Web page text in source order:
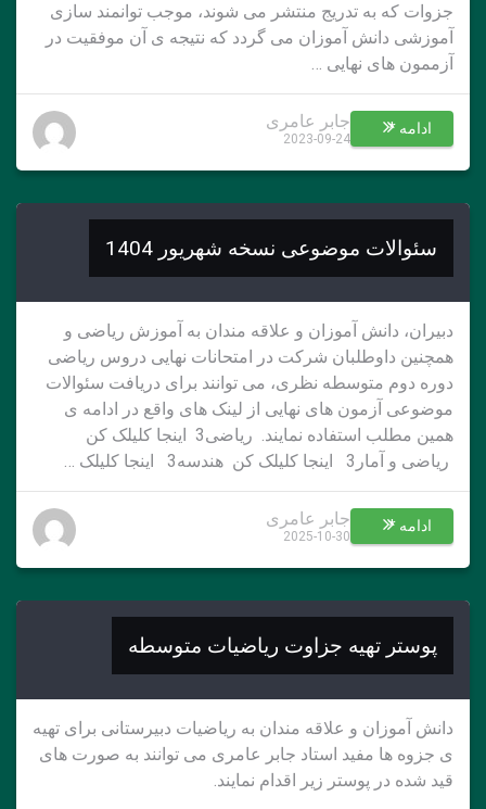
جزوات که به تدریج منتشر می شوند، موجب توانمند سازی
آموزشی دانش آموزان می گردد که نتیجه ی آن موفقیت در
آزممون های نهایی …
ادامه * جابر عامری
2023-09-24
سئوالات موضوعی نسخه شهریور 1404
دبیران، دانش آموزان و علاقه مندان به آموزش ریاضی و
همچنین داوطلبان شرکت در امتحانات نهایی دروس ریاضی
دوره دوم متوسطه نظری، می توانند برای دریافت سئوالات
موضوعی آزمون های نهایی از لینک های واقع در ادامه ی
همین مطلب استفاده نمایند. ریاضی3 اینجا کلیلک کن
ریاضی و آمار3 اینجا کلیلک کن هندسه3 اینجا کلیلک …
ادامه * جابر عامری
2025-10-30
پوستر تهیه جزاوت ریاضیات متوسطه
دانش آموزان و علاقه مندان به ریاضیات دبیرستانی برای تهیه
ی جزوه ها مفید استاد جابر عامری می توانند به صورت های
قید شده در پوستر زیر اقدام نمایند.